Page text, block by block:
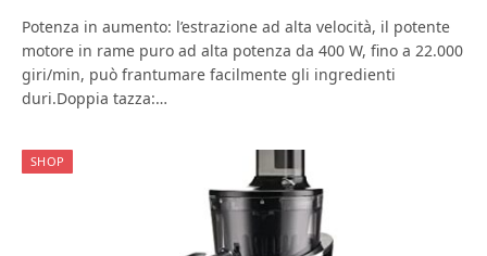
Potenza in aumento: l’estrazione ad alta velocità, il potente
motore in rame puro ad alta potenza da 400 W, fino a 22.000
giri/min, può frantumare facilmente gli ingredienti
duri.Doppia tazza:…
SHOP